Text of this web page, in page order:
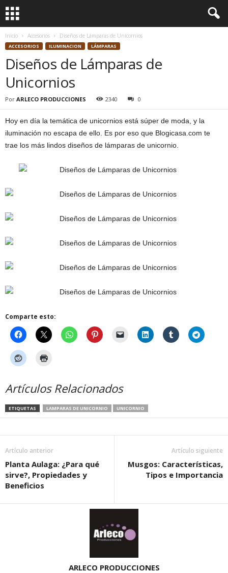
Inicio Accesorios Diseños de Lámparas de Unicornios
ACCESORIOS ILUMINACION LÁMPARAS
Diseños de Lámparas de
Unicornios
Por ARLECO PRODUCCIONES 2340 0
Hoy en día la temática de unicornios está súper de moda, y la
iluminación no escapa de ello. Es por eso que Blogicasa.com te
trae los más lindos diseños de lámparas de unicornio.
Comparte esto:
Artículos Relacionados
ETIQUETAS LAMPARAS DE UNICORNIO UNICORNIO
Artículo anterior
Planta Aulaga: ¿Para qué
sirve?, Propiedades y
Beneficios
Artículo siguiente
Musgos: Características,
Tipos e Importancia
ARLECO PRODUCCIONES